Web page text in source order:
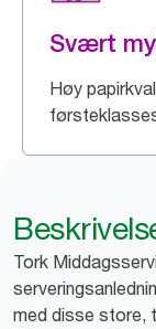
Svært
Høy
Tork
med disse store,